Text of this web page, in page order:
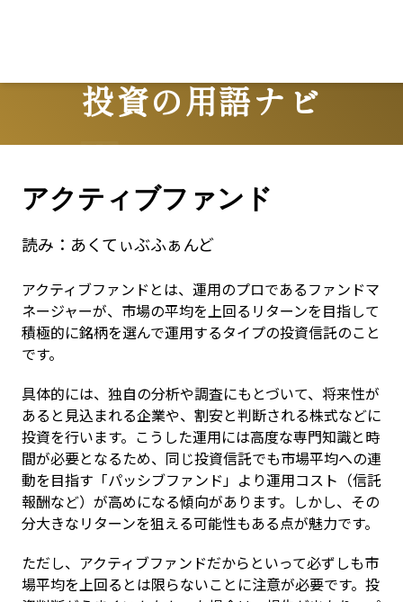
投資の用語ナビ
Terms
アクティブファンド
読み： あくてぃぶふぁんど
アクティブファンドとは、運用のプロであるファンドマ
ネージャーが、市場の平均を上回るリターンを目指して
積極的に銘柄を選んで運用するタイプの投資信託のこと
です。
具体的には、独自の分析や調査にもとづいて、将来性が
あると見込まれる企業や、割安と判断される株式などに
投資を行います。こうした運用には高度な専門知識と時
間が必要となるため、同じ投資信託でも市場平均への連
動を目指す「パッシブファンド」より運用コスト（信託
報酬など）が高めになる傾向があります。しかし、その
分大きなリターンを狙える可能性もある点が魅力です。
ただし、アクティブファンドだからといって必ずしも市
場平均を上回るとは限らないことに注意が必要です。投